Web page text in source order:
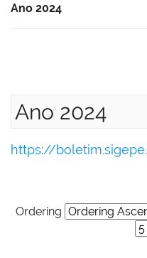
Ano 2024
Ano 2024
https://
Ordering